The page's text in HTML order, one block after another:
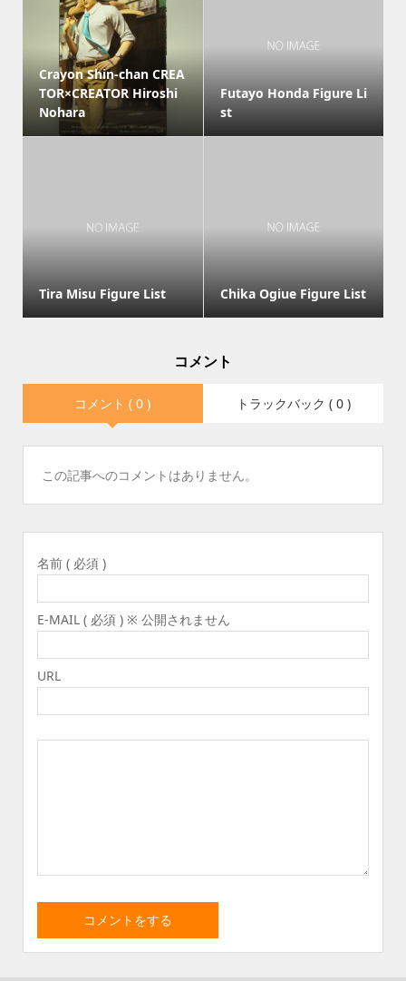
Crayon Shin-chan CREA
TOR×CREATOR Hiroshi
Nohara
Futayo Honda Figure Li
st
Tira Misu Figure List Chika Ogiue Figure List
コメント
コメント ( 0 ) トラックバック ( 0 )
この記事へのコメントはありません。
名前 ( 必須 )
E-MAIL ( 必須 ) ※ 公開されません
URL